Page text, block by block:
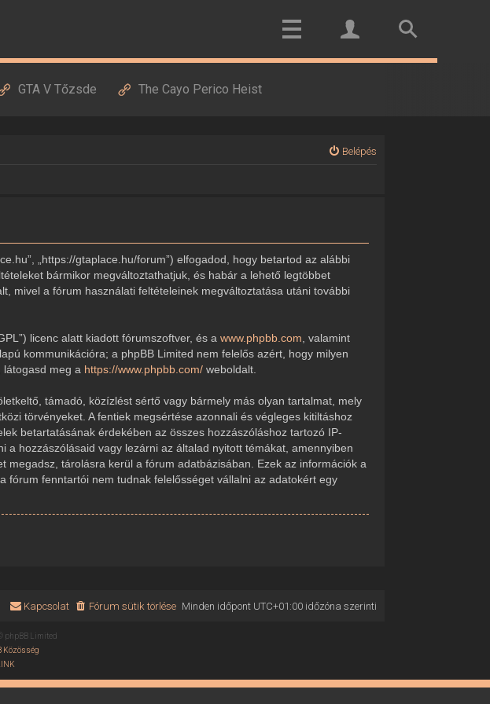
GTA V Tőzsde The Cayo Perico Heist
Belépés
„https://gtaplace.hu/forum”) elfogadod, hogy betartod az alábbi
bármikor megváltoztathatjuk, és habár a lehető legtöbbet
mivel a fórum használati feltételeinek megváltoztatása utáni további
licenc alatt kiadott fórumszoftver, és awww.phpbb.com , valamint
kommunikációra; a phpBB Limited nem felelős azért, hogy milyen
látogasd meg a https://www.phpbb.com/ weboldalt.
támadó, közízlést sértő vagy bármely más olyan tartalmat, mely
törvényeket. A fentiek megsértése azonnali és végleges kitiltáshoz
betartatásának érdekében az összes hozzászóláshoz tartozó IP-
hozzászólásaid vagy lezárni az általad nyitott témákat, amennyiben
tárolásra kerül a fórum adatbázisában. Ezek az információk a
fenntartói nem tudnak felelősséget vállalni az adatokért egy
Minden időpont UTC+01:00időzóna szerinti
Fórum sütik törlése
Kapcsolat
phpBB Limited
Közösség